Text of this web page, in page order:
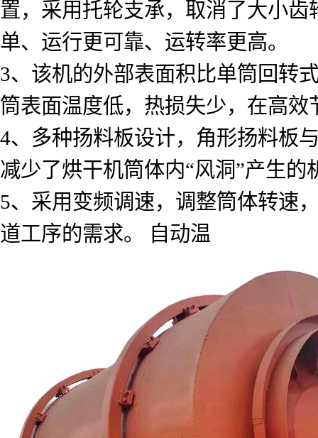
置，采用托轮支承，取消了大小
单、运行更可靠、运转率更高。
3、该机的外部表面积比单筒回转
筒表面温度低，热损失少，在高
4、多种扬料板设计，角形扬料板
减少了烘干机筒体内“风洞”产生的
5、采用变频调速，调整筒体转速
道工序的需求。 自动温